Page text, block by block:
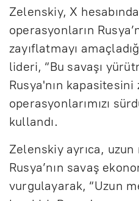
Zelenskiy, X
operasyonların
zayıflatmayı
lideri, “Bu savaşı
Rusya'nın kapasitesini
operasyonlarımızı
kullandı.
Zelenskiy ayrıca, uzun
Rusya’nın savaş
vurgulayarak, “Uzun